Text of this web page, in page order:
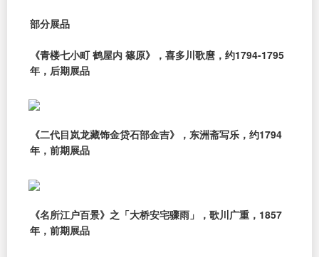
部分展品
《青楼七小町 鹤屋内 篠原》，喜多川歌麿，约1794-1795
年，后期展品
《二代目岚龙藏饰金贷石部金吉》，东洲斋写乐，约1794
年，前期展品
《名所江户百景》之「大桥安宅骤雨」，歌川广重，1857
年，前期展品